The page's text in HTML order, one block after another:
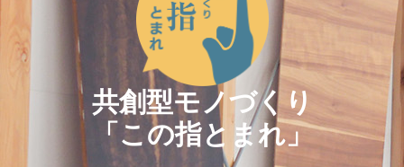
共創型モノづくり
「この指とまれ」